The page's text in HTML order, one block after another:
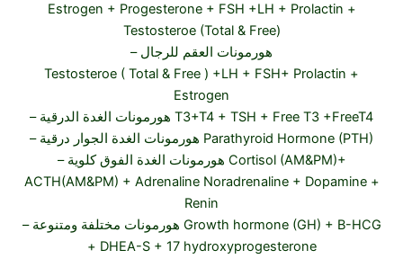
Estrogen + Progesterone + FSH +LH + Prolactin +
Testosteroe (Total & Free)
– هورمونات العقم للرجال
Testosteroe ( Total & Free ) +LH + FSH+ Prolactin +
Estrogen
– هورمونات الغدة الدرقية T3+T4 + TSH + Free T3 +FreeT4
– هورمونات الغدة الجوار درقية Parathyroid Hormone (PTH)
– هورمونات الغدة الفوق كلوية Cortisol (AM&PM)+
ACTH(AM&PM) + Adrenaline Noradrenaline + Dopamine +
Renin
– هورمونات مختلفة ومتنوعة Growth hormone (GH) + B-HCG
+ DHEA-S + 17 hydroxyprogesterone